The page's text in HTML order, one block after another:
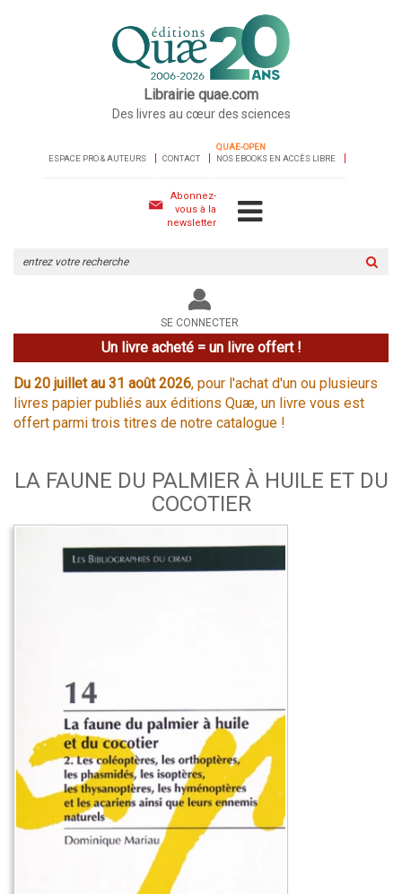
Librairie quae.com
Des livres au cœur des sciences
ESPACE PRO & AUTEURS CONTACT
QUAE-OPEN
NOS EBOOKS EN ACCÈS LIBRE
Abonnez-
vous à la
newsletter
le
site
SE CONNECTER
Un livre acheté = un livre offert !
Du 20 juillet au 31 août 2026, pour l'achat d'un ou plusieurs
livres papier publiés aux éditions Quæ, un livre vous est
offert parmi trois titres de notre catalogue !
LA FAUNE DU PALMIER À HUILE ET DU
COCOTIER